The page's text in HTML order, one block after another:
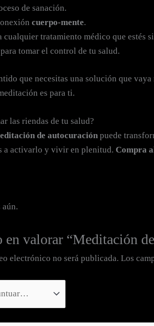
de sanación.
cuerpo-mente.
cualquier tratamiento médico que estés
tomar el control de tu salud.
que necesitas una solución que
es para ti.
las riendas de tu salud?
de autocuración puede
a activarlo y vivir en plenitud. Compra
en valorar “Meditación
electrónico no será publicada. Los